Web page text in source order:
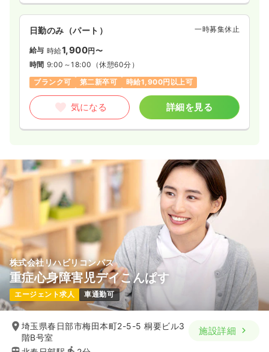
月給25万円以上可
気になる 詳細を見る
日勤のみ（パート） 一時募集休止
給与 時給1,500
円〜
時間
（休憩45分）
担当業務未経験可
ブランク可
第二新卒可
気になる 詳細を見る
オペ室(手術室) 正看護師 一般病院
日勤のみ（常勤） 一時募集休止
給与 24.3万円/月 賞与3.5ヶ月
※経験3年の例
時間 8:30～17:15
日祝休み
4週8休以上
オンコールあり
担当業務未経験可
ブランク可
第二新卒可
月給31万円以上可
気になる
日勤のみ（パート） 一時募集休止
給与 時給1,900円〜
時間 9:00～18:00 （休憩60分）
ブランク可
第二新卒可 時給1,900円以上可
気になる 詳細を見る
株式会社リハビリコンパス
重症心身障害児デイこんぱす
エージェント求人 車通勤可
埼玉県春日部市梅田本町2-5-5 桐要ビル3
階B号室
施設詳細